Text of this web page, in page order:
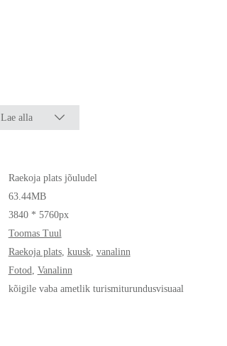
Lae alla
Raekoja plats jõuludel
63.44MB
3840 * 5760px
Toomas Tuul
Raekoja plats, kuusk, vanalinn
Fotod Vanalinn
kõigile vaba ametlik turismiturundusvisuaal